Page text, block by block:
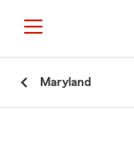
Maryland